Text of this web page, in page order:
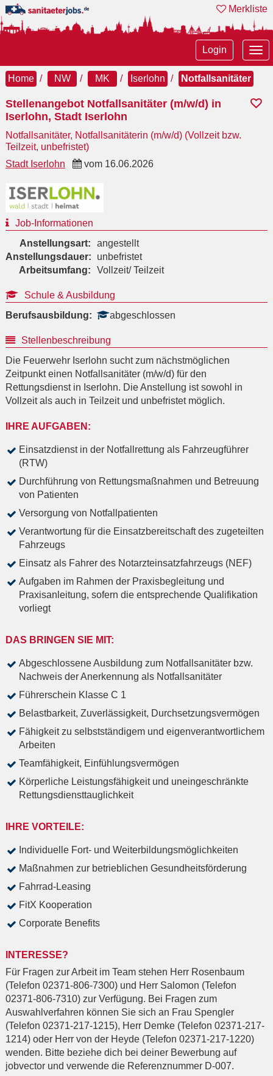
Merkliste
Login
Home NW MK Iserlohn Notfallsanitäter
Stellenangebot Notfallsanitäter (m/w/d) in
Iserlohn, Stadt Iserlohn
Notfallsanitäter, Notfallsanitäterin (m/w/d) (Vollzeit bzw.
Teilzeit, unbefristet)
Stadt Iserlohn
vom 16.06.2026
Job-Informationen
Anstellungsart:
angestellt
Anstellungsdauer:
unbefristet
Arbeitsumfang:
Vollzeit/ Teilzeit
Schule & Ausbildung
Berufsausbildung:
abgeschlossen
Stellenbeschreibung
Die Feuerwehr Iserlohn sucht zum nächstmöglichen
Zeitpunkt einen Notfallsanitäter (m/w/d) für den
Rettungsdienst in Iserlohn. Die Anstellung ist sowohl in
Vollzeit als auch in Teilzeit und unbefristet möglich.
IHRE AUFGABEN:
Einsatzdienst in der Notfallrettung als Fahrzeugführer
(RTW)
Durchführung von Rettungsmaßnahmen und Betreuung
von Patienten
Versorgung von Notfallpatienten
Verantwortung für die Einsatzbereitschaft des zugeteilten
Fahrzeugs
Einsatz als Fahrer des Notarzteinsatzfahrzeugs (NEF)
Aufgaben im Rahmen der Praxisbegleitung und
Praxisanleitung, sofern die entsprechende Qualifikation
vorliegt
DAS BRINGEN SIE MIT:
Abgeschlossene Ausbildung zum Notfallsanitäter bzw.
Nachweis der Anerkennung als Notfallsanitäter
Führerschein Klasse C 1
Belastbarkeit, Zuverlässigkeit, Durchsetzungsvermögen
Fähigkeit zu selbstständigem und eigenverantwortlichem
Arbeiten
Teamfähigkeit, Einfühlungsvermögen
Körperliche Leistungsfähigkeit und uneingeschränkte
Rettungsdiensttauglichkeit
IHRE VORTEILE:
Individuelle Fort- und Weiterbildungsmöglichkeiten
Maßnahmen zur betrieblichen Gesundheitsförderung
Fahrrad-Leasing
FitX Kooperation
Corporate Benefits
INTERESSE?
Für Fragen zur Arbeit im Team stehen Herr Rosenbaum
(Telefon 02371-806-7300) und Herr Salomon (Telefon
02371-806-7310) zur Verfügung. Bei Fragen zum
Auswahlverfahren können Sie sich an Frau Spengler
(Telefon 02371-217-1215), Herr Demke (Telefon 02371-217-
1214) oder Herr von der Heyde (Telefon 02371-217-1220)
wenden. Bitte beziehe dich bei deiner Bewerbung auf
jobvector und verwende die Referenznummer D-007.